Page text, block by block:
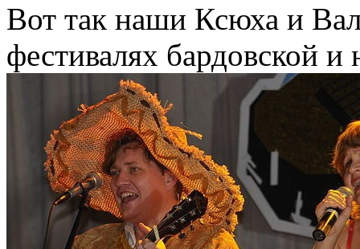
Вот так наши Ксюха и
фестивалях бардовской и